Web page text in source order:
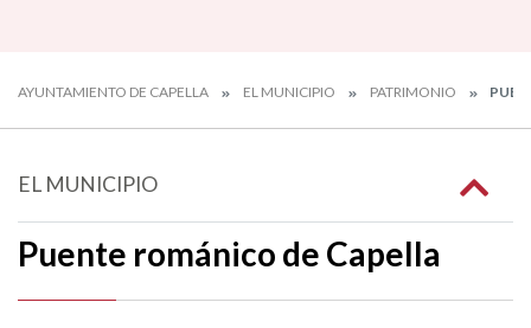
AYUNTAMIENTO DE CAPELLA EL MUNICIPIO PATRIMONIO
EL MUNICIPIO
Puente románico de Capella